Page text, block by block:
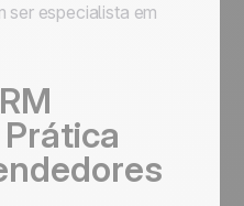
ser especialista em